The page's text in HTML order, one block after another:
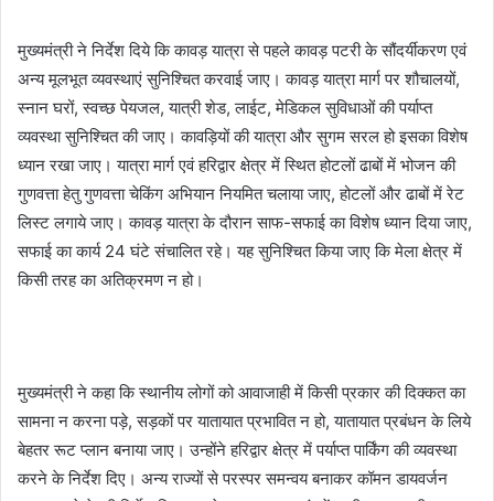
मुख्यमंत्री ने निर्देश दिये कि कावड़ यात्रा से पहले कावड़ पटरी के सौंदर्यीकरण एवं
अन्य मूलभूत व्यवस्थाएं सुनिश्चित करवाई जाए। कावड़ यात्रा मार्ग पर शौचालयों,
स्नान घरों, स्वच्छ पेयजल, यात्री शेड, लाईट, मेडिकल सुविधाओं की पर्याप्त
व्यवस्था सुनिश्चित की जाए। कावड़ियों की यात्रा और सुगम सरल हो इसका विशेष
ध्यान रखा जाए। यात्रा मार्ग एवं हरिद्वार क्षेत्र में स्थित होटलों ढाबों में भोजन की
गुणवत्ता हेतु गुणवत्ता चेकिंग अभियान नियमित चलाया जाए, होटलों और ढाबों में रेट
लिस्ट लगाये जाए। कावड़ यात्रा के दौरान साफ-सफाई का विशेष ध्यान दिया जाए,
सफाई का कार्य 24 घंटे संचालित रहे। यह सुनिश्चित किया जाए कि मेला क्षेत्र में
किसी तरह का अतिक्रमण न हो।
मुख्यमंत्री ने कहा कि स्थानीय लोगों को आवाजाही में किसी प्रकार की दिक्कत का
सामना न करना पड़े, सड़कों पर यातायात प्रभावित न हो, यातायात प्रबंधन के लिये
बेहतर रूट प्लान बनाया जाए। उन्होंने हरिद्वार क्षेत्र में पर्याप्त पार्किंग की व्यवस्था
करने के निर्देश दिए। अन्य राज्यों से परस्पर समन्वय बनाकर कॉमन डायवर्जन